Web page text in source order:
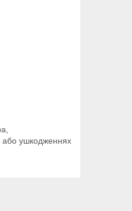
або ушкодженнях